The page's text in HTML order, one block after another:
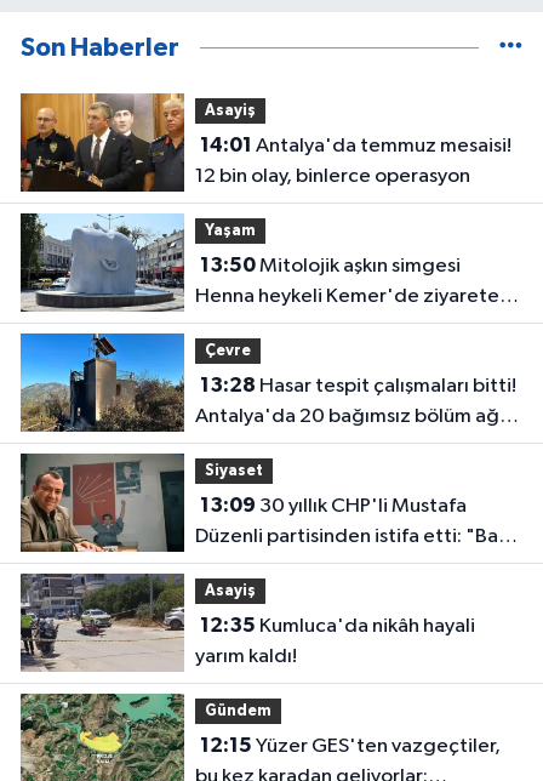
Son Haberler
Asayiş
14:01
12 bin olay, binlerce operasyon
Yaşam
13:50Mitolojik aşkın simgesi
Henna heykeli Kemer'de ziyarete
açıldı
Çevre
13:28
Antalya'da 20 bağımsız bölüm ağır
hasar gördü
Siyaset
13:09
Düzenli partisinden istifa etti: "Bazı
vedalar vicdandan doğar"
Asayiş
12:35
yarım kaldı!
Gündem
12:15
bu kez karadan geliyorlar: